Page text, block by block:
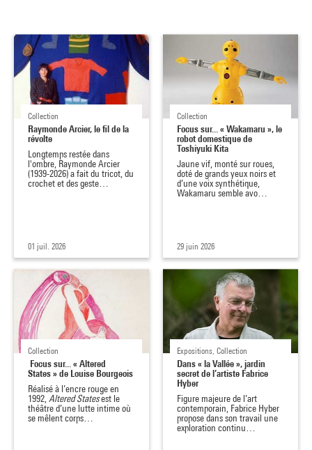
Collection
Raymonde Arcier, le fil de la
révolte
Longtemps restée dans
l'ombre, Raymonde Arcier
(1939-2026) a fait du tricot, du
crochet et des geste…
01 juil. 2026
Collection
Focus sur... « Wakamaru », le
robot domestique de
Toshiyuki Kita
Jaune vif, monté sur roues,
doté de grands yeux noirs et
d’une voix synthétique,
Wakamaru semble avo…
29 juin 2026
Collection
Focus sur... « Altered
States » de Louise Bourgeois
Réalisé à l’encre rouge en
1992,Altered Statesest le
théâtre d’une lutte intime où
se mêlent corps…
Expositions, Collection
Dans « la Vallée », jardin
secret de l’artiste Fabrice
Hyber
Figure majeure de l’art
contemporain, Fabrice Hyber
propose dans son travail une
exploration continu…